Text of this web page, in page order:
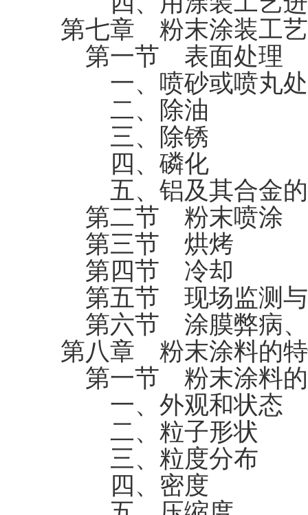
第七章 粉末涂装工艺
第一节 表面处理
一、喷砂或喷丸
二、除油
三、除锈
四、磷化
五、铝及其合金的
第二节 粉末喷涂
第三节 烘烤
第四节 冷却
第五节 现场监测与
第六节 涂膜弊病、
第八章 粉末涂料的
第一节 粉末涂料
一、外观和状态
二、粒子形状
三、粒度分布
四、密度